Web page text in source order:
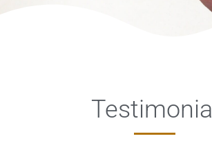
Testimonial